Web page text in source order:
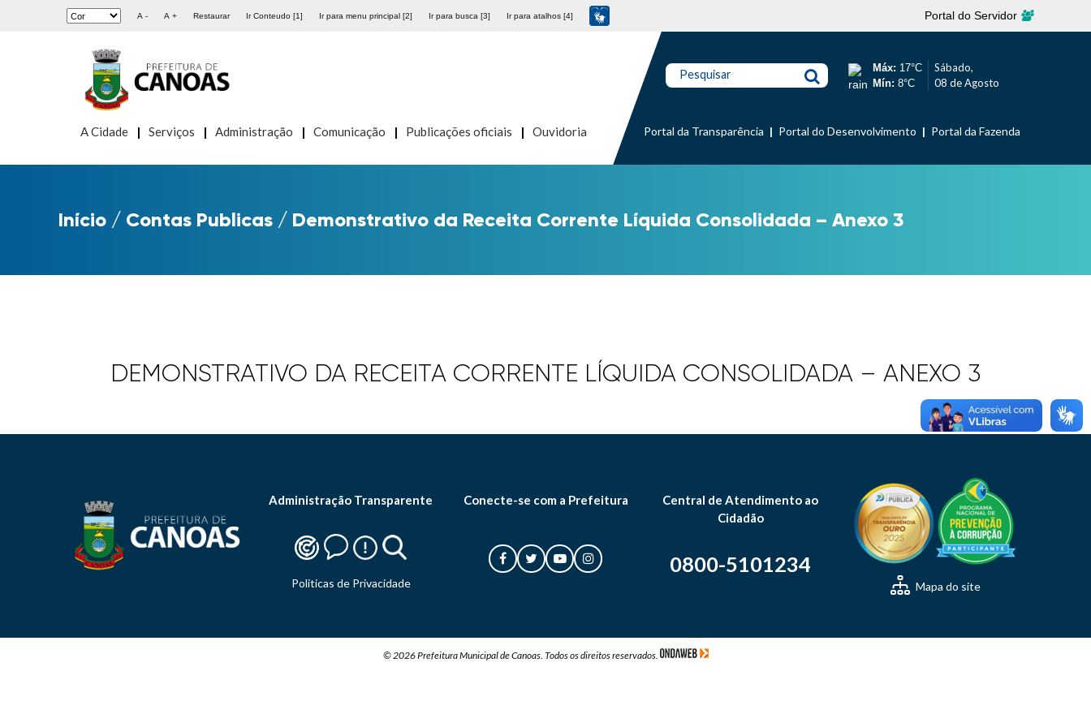
A - A + Restaurar Ir Conteudo [1] Ir para menu principal [2] Ir para busca [3] Ir para atalhos [4] Portal do Servidor
A Cidade Serviços Administração Comunicação Publicações oficiais Ouvidoria
Pesquisar Máx: 17°C
Mín: 8°C
Sábado,
08 de Agosto
Portal da Transparência Portal do Desenvolvimento Portal da Fazenda
Início / Contas Publicas / Demonstrativo da Receita Corrente Líquida Consolidada – Anexo 3
DEMONSTRATIVO DA RECEITA CORRENTE LÍQUIDA CONSOLIDADA – ANEXO 3
Administração Transparente
Politicas de Privacidade
Conecte-se com a Prefeitura
Central de Atendimento ao
Cidadão
0800-5101234
Mapa do site
© 2026 Prefeitura Municipal de Canoas. Todos os direitos reservados.